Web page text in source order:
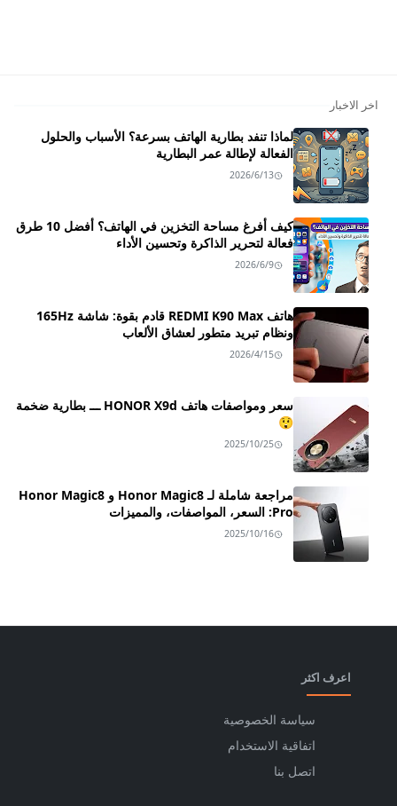
اخر الاخبار
لماذا تنفد بطارية الهاتف بسرعة؟ الأسباب والحلول
الفعالة لإطالة عمر البطارية
2026/6/13
كيف أفرغ مساحة التخزين في الهاتف؟ أفضل 10 طرق
فعالة لتحرير الذاكرة وتحسين الأداء
2026/6/9
هاتف REDMI K90 Max قادم بقوة: شاشة 165Hz
ونظام تبريد متطور لعشاق الألعاب
2026/4/15
سعر ومواصفات هاتف HONOR X9d ـــ بطارية ضخمة
😲
2025/10/25
مراجعة شاملة لـ Honor Magic8 و Honor Magic8
Pro: السعر، المواصفات، والمميزات
2025/10/16
اعرف اكثر
سياسة الخصوصية
اتفاقية الاستخدام
اتصل بنا